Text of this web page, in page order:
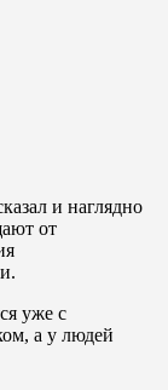
и наглядно
от
уже с
а у людей